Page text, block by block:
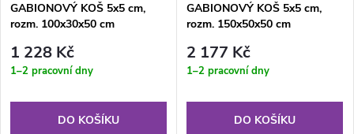
GABIONOVÝ KOŠ 5x5 cm,
rozm. 100x30x50 cm
1 228 Kč
1–2 pracovní dny
DO KOŠÍKU
GABIONOVÝ KOŠ 5x5 cm,
rozm. 150x50x50 cm
2 177 Kč
1–2 pracovní dny
DO KOŠÍKU